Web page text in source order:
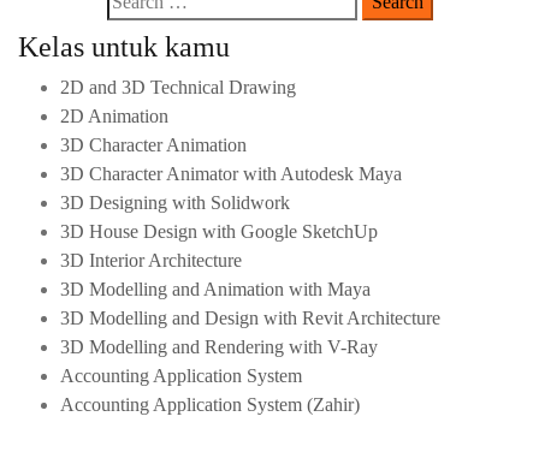
Kelas untuk kamu
2D and 3D Technical Drawing
2D Animation
3D Character Animation
3D Character Animator with Autodesk Maya
3D Designing with Solidwork
3D House Design with Google SketchUp
3D Interior Architecture
3D Modelling and Animation with Maya
3D Modelling and Design with Revit Architecture
3D Modelling and Rendering with V-Ray
Accounting Application System
Accounting Application System (Zahir)